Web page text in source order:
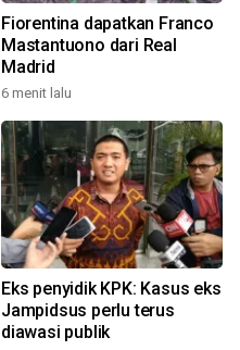
Fiorentina dapatkan Franco
Mastantuono dari Real
Madrid
6 menit lalu
Eks penyidik KPK: Kasus eks
Jampidsus perlu terus
diawasi publik